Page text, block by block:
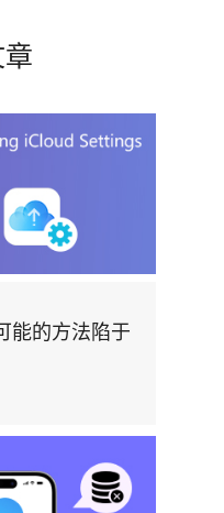
章
能的方法陷于